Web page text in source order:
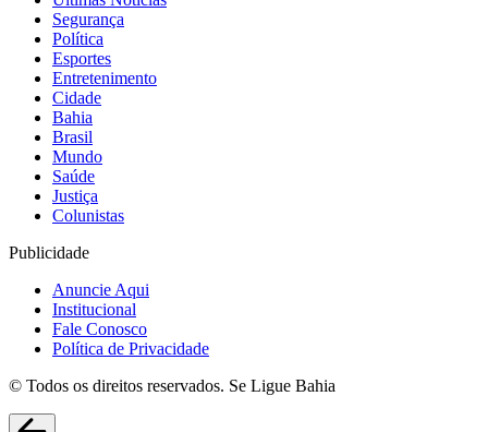
Segurança
Política
Esportes
Entretenimento
Cidade
Bahia
Brasil
Mundo
Saúde
Justiça
Colunistas
Publicidade
Anuncie Aqui
Institucional
Fale Conosco
Política de Privacidade
© Todos os direitos reservados. Se Ligue Bahia